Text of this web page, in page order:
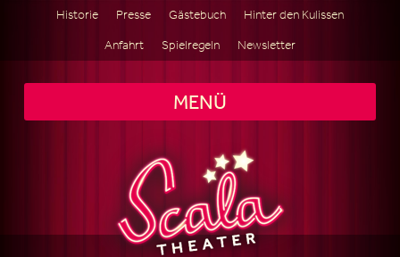
Historie Presse Gästebuch
Hinter den Kulissen
Anfahrt
Spielregeln Newsletter
MENÜ